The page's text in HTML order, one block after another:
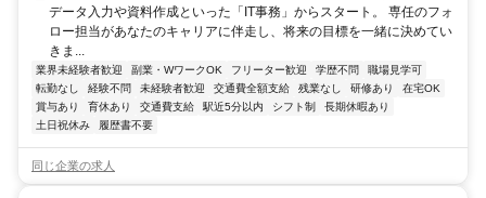
データ入力や資料作成といった「IT事務」からスタート。 専任のフォ
ロー担当があなたのキャリアに伴走し、将来の目標を一緒に決めてい
きま...
業界未経験者歓迎 副業・WワークOK フリーター歓迎 学歴不問
職場見学可
転勤なし
経験不問 未経験者歓迎 交通費全額支給 残業なし 研修あり
在宅OK
賞与あり
育休あり 交通費支給 駅近5分以内 シフト制
長期休暇あり
土日祝休み
履歴書不要
同じ企業の求人